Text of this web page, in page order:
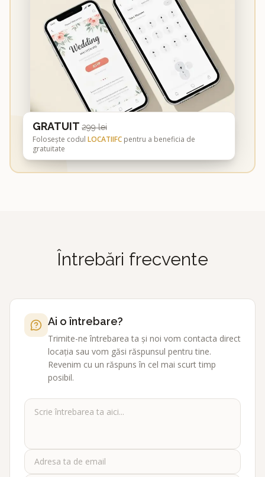
GRATUIT 299 lei
Folosește codul LOCATIIFC pentru a beneficia de
gratuitate
Întrebări frecvente
Ai o întrebare?
Trimite-ne întrebarea ta și noi vom contacta direct
locația sau vom găsi răspunsul pentru tine.
Revenim cu un răspuns în cel mai scurt timp
posibil.